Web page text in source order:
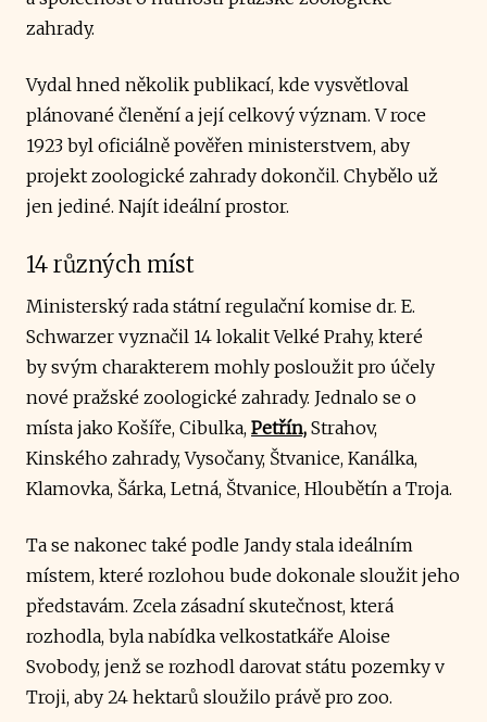
zahrady.
Vydal hned několik publikací, kde vysvětloval
plánované členění a její celkový význam. V roce
1923 byl oficiálně pověřen ministerstvem, aby
projekt zoologické zahrady dokončil. Chybělo už
jen jediné. Najít ideální prostor.
14 různých míst
Ministerský rada státní regulační komise dr. E.
Schwarzer vyznačil 14 lokalit Velké Prahy, které
by svým charakterem mohly posloužit pro účely
nové pražské zoologické zahrady. Jednalo se o
místa jako Košíře, Cibulka, Petřín, Strahov,
Kinského zahrady, Vysočany, Štvanice, Kanálka,
Klamovka, Šárka, Letná, Štvanice, Hloubětín a Troja.
Ta se nakonec také podle Jandy stala ideálním
místem, které rozlohou bude dokonale sloužit jeho
představám. Zcela zásadní skutečnost, která
rozhodla, byla nabídka velkostatkáře Aloise
Svobody, jenž se rozhodl darovat státu pozemky v
Troji, aby 24 hektarů sloužilo právě pro zoo.